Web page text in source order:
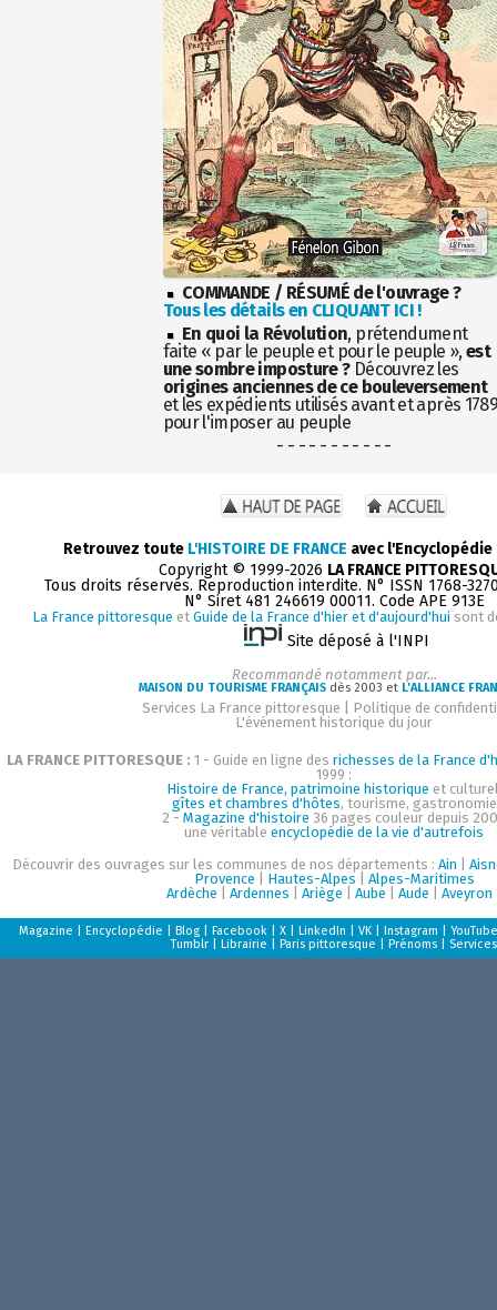
COMMANDE / RÉSUMÉ de l'ouvrage ?
Tous les détails en CLIQUANT ICI !
En quoi la Révolution, prétendument
faite « par le peuple et pour le peuple », est
une sombre imposture ?Découvrez les
origines anciennes de ce bouleversement
et les expédients utilisés avant et après
pour l'imposer au peuple
- - - - - - - - - - -
Retrouvez toute L'HISTOIRE DE FRANCE avec
Copyright © 1999-2026 LA FRANCE
Tous droits réservés. Reproduction interdite. N° ISSN 1768-
N° Siret 481 246619 00011. Code APE 913E
La France pittoresque et Guide de la France d'hier et d'aujourd'hui sont
Site déposé à l'INPI
Recommandé notamment par...
MAISON DU TOURISME FRANÇAISdès 2003 et L'ALLIANCE
Services La France pittoresque
Politique de
L'événement historique du jour
LA FRANCE PITTORESQUE : 1 - Guide en ligne des richesses de la France
1999 :
Histoire de France, patrimoine historique et
gîtes et chambres d'hôtes, tourisme, gastronomie
2 - Magazine d'histoire 36 pages couleur depuis
une véritable encyclopédie de la vie d'autrefois
Découvrir des ouvrages sur les communes de nos départements : Ain
Provence
Hautes-Alpes
Alpes-Maritimes
Ardèche
Ardennes Ariège Aube Aude Aveyron
Magazine Encyclopédie Blog Facebook X LinkedIn VK Instagram
YouTube
Tumblr
Librairie Paris pittoresque Prénoms Services